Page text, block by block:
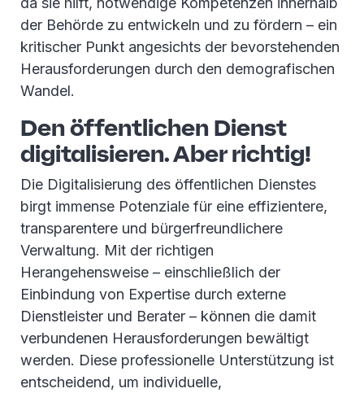
der Behörde zu entwickeln und zu fördern – ein
kritischer Punkt angesichts der bevorstehenden
Herausforderungen durch den demografischen
Wandel.
Den öffentlichen Dienst
digitalisieren. Aber richtig!
Die Digitalisierung des öffentlichen Dienstes
birgt immense Potenziale für eine effizientere,
transparentere und bürgerfreundlichere
Verwaltung. Mit der richtigen
Herangehensweise – einschließlich der
Einbindung von Expertise durch externe
Dienstleister und Berater – können die damit
verbundenen Herausforderungen bewältigt
werden. Diese professionelle Unterstützung ist
entscheidend, um individuelle,